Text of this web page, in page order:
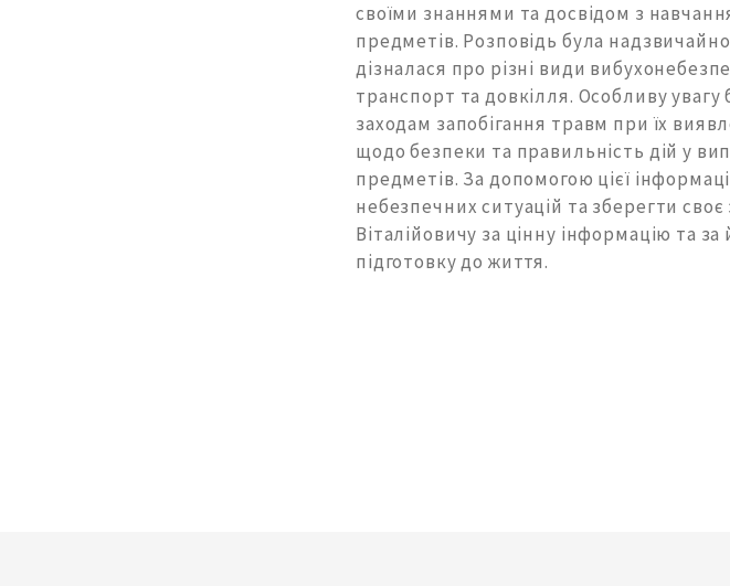
своїми знаннями та досвідом з
предметів. Розповідь була
дізналася про різні види
транспорт та довкілля. Особливу
заходам запобігання травм при їх
щодо безпеки та правильність дій у
предметів. За допомогою цієї
небезпечних ситуацій та зберегти
Віталійовичу за цінну інформацію та
підготовку до життя.